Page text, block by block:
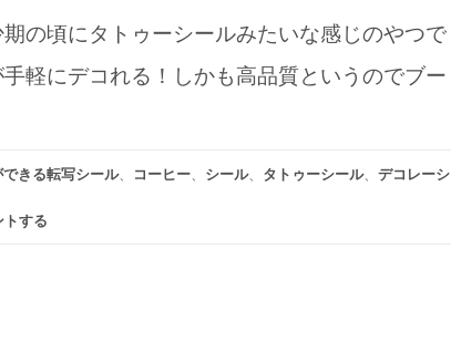
の頃にタトゥーシールみたいな感じのやつで
軽にデコれる！しかも高品質というのでブー
きる転写シール、 コーヒー シール、 タトゥーシール、 デコレーシ
トする